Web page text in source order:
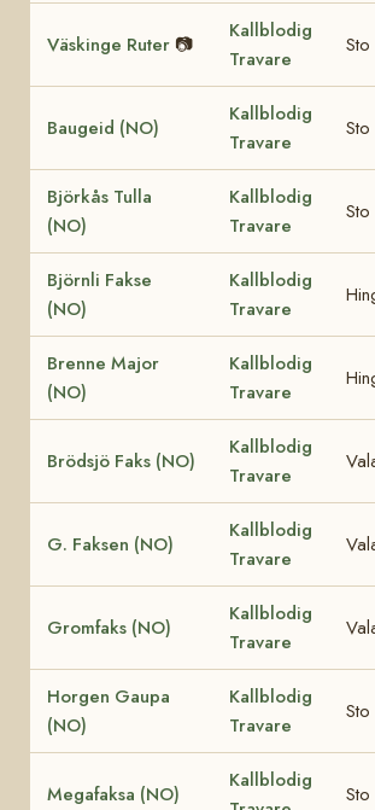
Väskinge Ruter 📷
Kallblodig
Travare
Sto
Baugeid (NO)
Kallblodig
Travare
Sto
Björkås Tulla
(NO)
Kallblodig
Travare
Sto
Björnli Fakse
(NO)
Kallblodig
Travare
Brenne Major
(NO)
Kallblodig
Travare
Brödsjö Faks (NO)
Kallblodig
Travare
G. Faksen (NO)
Kallblodig
Travare
Gromfaks (NO)
Kallblodig
Travare
Horgen Gaupa
(NO)
Kallblodig
Travare
Sto
Megafaksa (NO)
Kallblodig
Sto